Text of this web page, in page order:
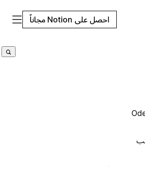
احصل على Notion مجاناً